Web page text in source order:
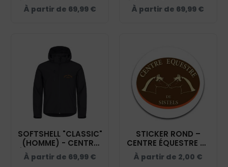
ÉQUESTRE DE SISTELS
- NOIR - 0200909
À partir de 69,99 €
ÉQUESTRE DE SISTELS
- NOIR - 0200917
À partir de 69,99 €
SOFTSHELL "CLASSIC"
(HOMME) - CENTRE
ÉQUESTRE DE SISTELS
- NOIR - 0200912
À partir de 69,99 €
STICKER ROND –
CENTRE ÉQUESTRE DE
SISTELS – STI001
À partir de 2,00 €